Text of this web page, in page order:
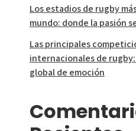
Los estadios de rugby
mundo: donde la pasión
Las principales
internacionales de
global de emoción